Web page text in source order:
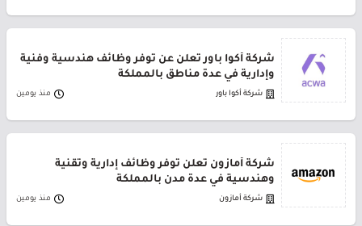
شركة أكوا باور تعلن عن توفر وظائف هندسية وفنية
وإدارية في عدة مناطق بالمملكة
شركة أكوا باور منذ يومين
شركة أمازون تعلن توفر وظائف إدارية وتقنية
وهندسية في عدة مدن بالمملكة
شركة أمازون منذ يومين